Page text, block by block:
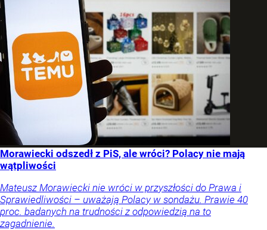
Morawiecki odszedł z PiS, ale wróci? Polacy nie mają
wątpliwości
Mateusz Morawiecki nie wróci w przyszłości do Prawa i
Sprawiedliwości – uważają Polacy w sondażu. Prawie 40
proc. badanych na trudności z odpowiedzią na to
zagadnienie.